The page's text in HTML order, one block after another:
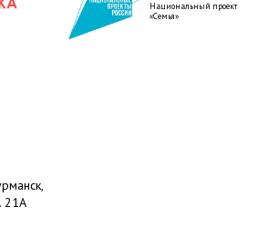
Национальный проект
«Семья»
21А